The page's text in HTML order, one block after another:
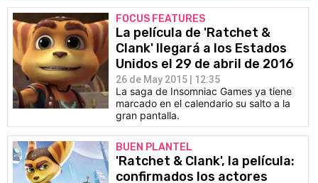
FOCUS FEATURES
La película de 'Ratchet &
Clank' llegará a los Estados
Unidos el 29 de abril de 2016
26 de May 2015 | 12:35
La saga de Insomniac Games ya tiene
marcado en el calendario su salto a la
gran pantalla.
BUEN PLANTEL
'Ratchet & Clank', la película:
confirmados los actores